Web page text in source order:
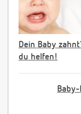
Dein Baby
du helfen!